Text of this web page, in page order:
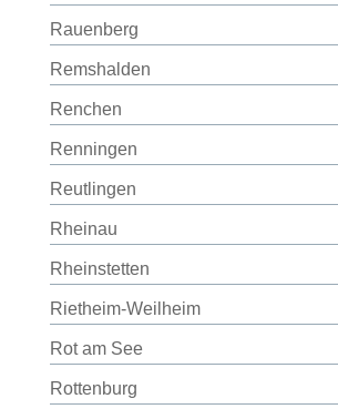
Rauenberg
Remshalden
Renchen
Renningen
Reutlingen
Rheinau
Rheinstetten
Rietheim-Weilheim
Rot am See
Rottenburg